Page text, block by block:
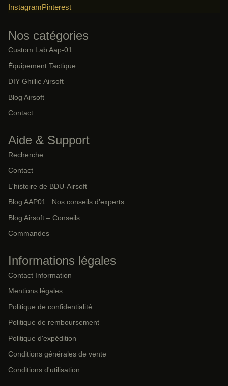
InstagramPinterest
Nos catégories
Custom Lab Aap-01
Équipement Tactique
DIY Ghillie Airsoft
Blog Airsoft
Contact
Aide & Support
Recherche
Contact
L'histoire de BDU-Airsoft
Blog AAP01 : Nos conseils d’experts
Blog Airsoft – Conseils
Commandes
Informations légales
Contact Information
Mentions légales
Politique de confidentialité
Politique de remboursement
Politique d'expédition
Conditions générales de vente
Conditions d'utilisation